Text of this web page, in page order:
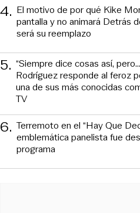
4. El motivo de por qué Kike
pantalla y no animará Detrás
será su reemplazo
5. “Siempre dice cosas así,
Rodríguez responde al feroz
una de sus más conocidas
TV
6. Terremoto en el “Hay Que
emblemática panelista fue
programa